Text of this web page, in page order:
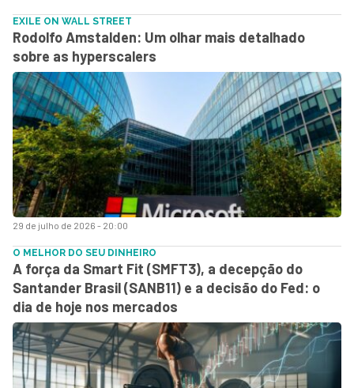
29 de julho de 2026 - 20:00
EXILE ON WALL STREET
Rodolfo Amstalden: Um olhar mais detalhado
sobre as hyperscalers
O MELHOR DO SEU DINHEIRO
A força da Smart Fit (SMFT3), a decepção do
Santander Brasil (SANB11) e a decisão do Fed: o
dia de hoje nos mercados